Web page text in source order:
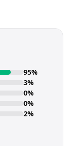
95%
3%
0%
0%
2%